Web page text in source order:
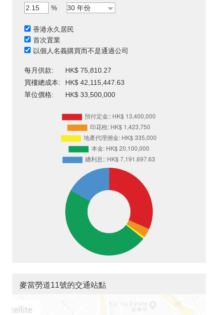
%
香港永久居民
首次置業
以個人名義購買而不是通過公司
每月供款:
HK$ 75,810.27
買樓總成本:
HK$ 42,115,447.63
單位價格:
HK$ 33,500,000
麥當勞道11號的交通站點